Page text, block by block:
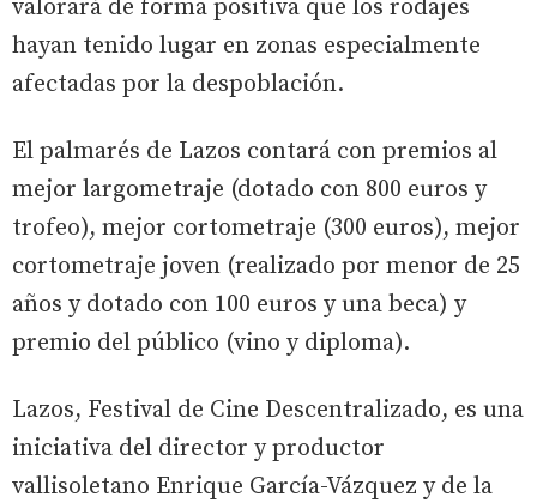
valorará de forma positiva que los rodajes
hayan tenido lugar en zonas especialmente
afectadas por la despoblación.
El palmarés de Lazos contará con premios al
mejor largometraje (dotado con 800 euros y
trofeo), mejor cortometraje (300 euros), mejor
cortometraje joven (realizado por menor de 25
años y dotado con 100 euros y una beca) y
premio del público (vino y diploma).
Lazos, Festival de Cine Descentralizado, es una
iniciativa del director y productor
vallisoletano Enrique García-Vázquez y de la